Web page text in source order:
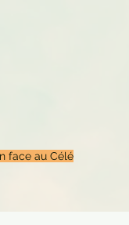
face au Célé